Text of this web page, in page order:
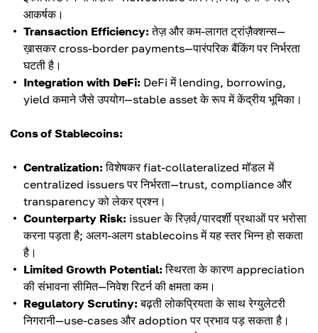
आकर्षक।
Transaction Efficiency: तेज़ और कम-लागत ट्रांज़ैक्शन्स—
ख़ासकर cross-border payments—पारंपरिक बैंकिंग पर निर्भरता
घटती है।
Integration with DeFi: DeFi में lending, borrowing,
yield कमाने जैसे उपयोग—stable asset के रूप में केंद्रीय भूमिका।
Cons of Stablecoins:
Centralization: विशेषकर fiat-collateralized मॉडल में
centralized issuers पर निर्भरता—trust, compliance और
transparency को लेकर प्रश्न।
Counterparty Risk: issuer के रिज़र्व/पारदर्शी प्रथाओं पर भरोसा
करना पड़ता है; अलग-अलग stablecoins में यह स्तर भिन्न हो सकता
है।
Limited Growth Potential: स्थिरता के कारण appreciation
की संभावना सीमित—निवेश रिटर्न की क्षमता कम।
Regulatory Scrutiny: बढ़ती लोकप्रियता के साथ रेग्युलेटरी
निगरानी—use-cases और adoption पर प्रभाव पड़ सकता है।